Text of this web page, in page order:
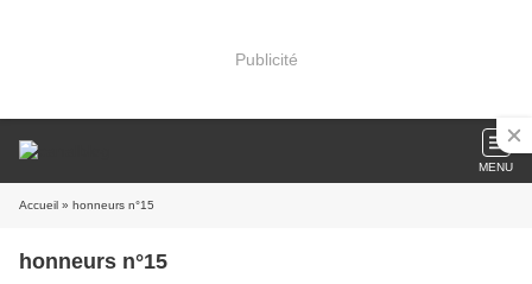
Publicité
MENU
Accueil » honneurs n°15
honneurs n°15